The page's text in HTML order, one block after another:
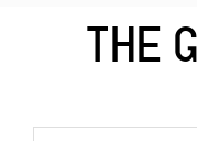
THE